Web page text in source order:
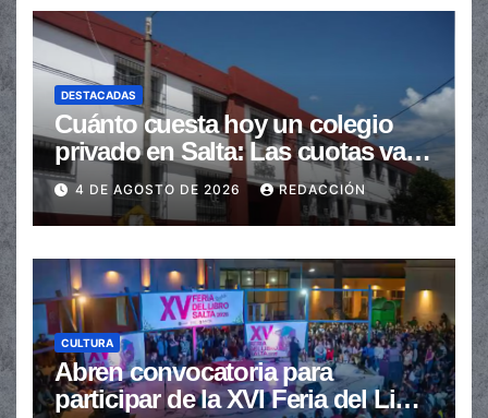
DESTACADAS
Cuánto cuesta hoy un colegio
privado en Salta: Las cuotas van
de $110.000 a más de $600.000
4 DE AGOSTO DE 2026 REDACCIÓN
CULTURA
Abren convocatoria para
participar de la XVI Feria del Libro